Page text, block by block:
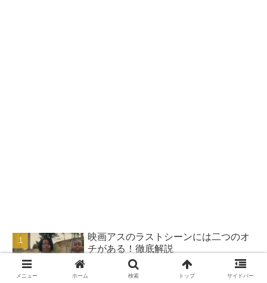
映画アスのラストシーンには二つのオ
チがある！徹底解説
メニュー ホーム 検索 トップ サイドバー